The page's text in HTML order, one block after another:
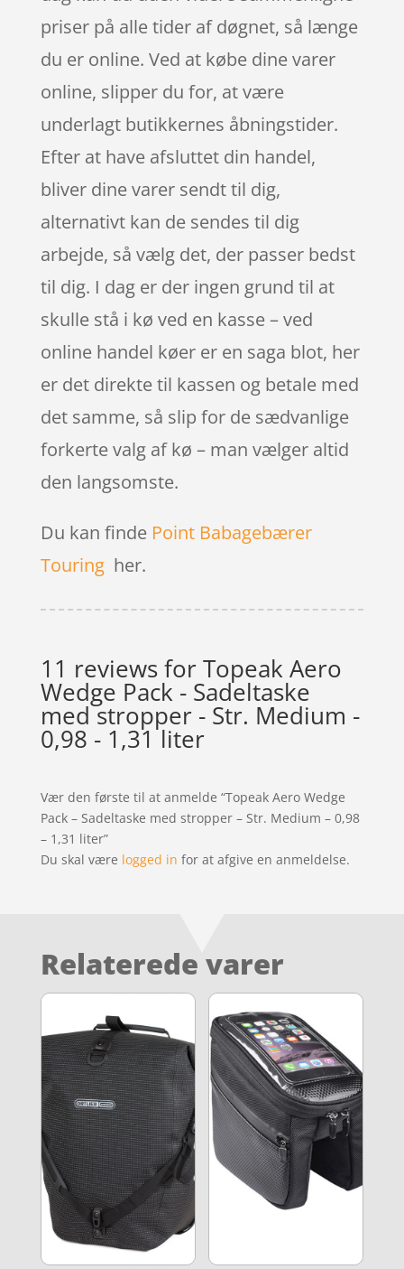
priser på alle tider af døgnet, så længe
du er online. Ved at købe dine varer
online, slipper du for, at være
underlagt butikkernes åbningstider.
Efter at have afsluttet din handel,
bliver dine varer sendt til dig,
alternativt kan de sendes til dig
arbejde, så vælg det, der passer bedst
til dig. I dag er der ingen grund til at
skulle stå i kø ved en kasse – ved
online handel køer er en saga blot, her
er det direkte til kassen og betale med
det samme, så slip for de sædvanlige
forkerte valg af kø – man vælger altid
den langsomste.
Du kan finde Point Babagebærer
Touringher.
11 reviews forTopeak Aero
Wedge Pack - Sadeltaske
med stropper - Str. Medium -
0,98 - 1,31 liter
Vær den første til at anmelde “Topeak Aero Wedge
Pack – Sadeltaske med stropper – Str. Medium – 0,98
– 1,31 liter”
Du skal være logged in for at afgive en anmeldelse.
Relaterede varer